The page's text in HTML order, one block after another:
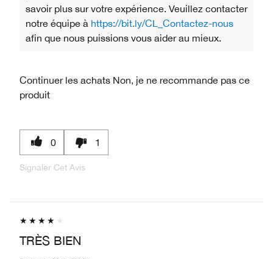
savoir plus sur votre expérience. Veuillez contacter
notre équipe à https://bit.ly/CL_Contactez-nous
afin que nous puissions vous aider au mieux.
Continuer les achats Non, je ne recommande pas ce
produit
0 1
Signaler Cet Avis
TRÈS BIEN